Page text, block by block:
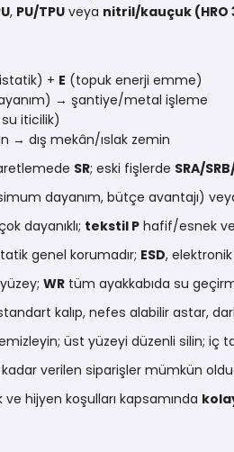
, PU/TPU veya nitril/kauçuk (HRO
+ E (topuk enerji emme)
→ şantiye/metal işleme
iticilik)
→ dış mekân/ıslak zemin
SR; eski fişlerde SRA/
dayanım, bütçe avantajı)
dayanıklı; tekstil P hafif/esnek
genel korumadır; ESD,
WR tüm ayakkabıda su
kalıp, nefes alabilir astar,
üst yüzeyi düzenli silin; iç
kadar verilen siparişler mümkün
ve hijyen koşulları kapsamında